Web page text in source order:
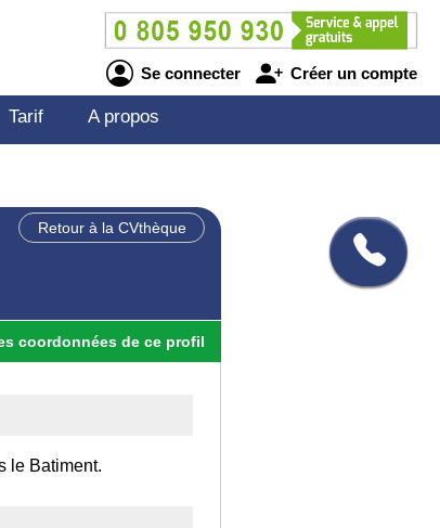
Se connecter Créer un compte
Tarif A propos
Retour à la CVthèque
coordonnées de ce profil
le Batiment.